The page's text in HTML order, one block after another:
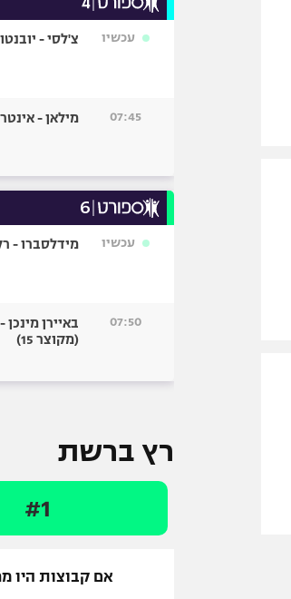
עכשיו צ'לסי -
07:45 מילאן - אינטר
עכשיו מידלסברו -
07:50
באיירן מינכן
(מקוצר 15)
רץ ברשת
#1
אם קבוצות היו